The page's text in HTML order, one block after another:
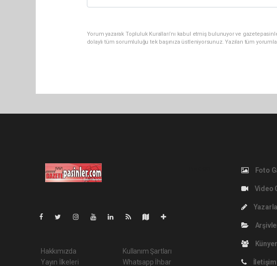
Yorum yazarak Topluluk Kuralları’nı kabul etmiş bulunuyor ve
dolaylı tüm sorumluluğu tek başınıza üstleniyorsunuz. Yazılan tüm
Hakkımızda
Yayın İlkeleri
Kullanım Şartları
Whatsapp İhbar
Foto
Video
İletişim